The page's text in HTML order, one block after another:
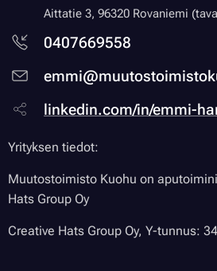
Aittatie 3, 96320 Rovaniemi
0407669558
linkedin.com/in/emmi-
Yrityksen tiedot:
Muutostoimisto Kuohu on
Hats Group Oy
Creative Hats Group Oy, Y-tunnus: